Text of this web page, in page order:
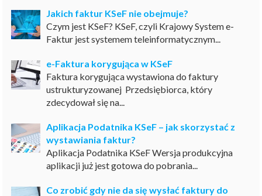
Jakich faktur KSeF nie obejmuje?
Czym jest KSeF? KSeF, czyli Krajowy System e-
Faktur jest systemem teleinformatycznym...
e-Faktura korygująca w KSeF
Faktura korygująca wystawiona do faktury
ustrukturyzowanej Przedsiębiorca, który
zdecydował się na...
Aplikacja Podatnika KSeF – jak skorzystać z
wystawiania faktur?
Aplikacja Podatnika KSeF Wersja produkcyjna
aplikacji już jest gotowa do pobrania...
Co zrobić gdy nie da się wysłać faktury do